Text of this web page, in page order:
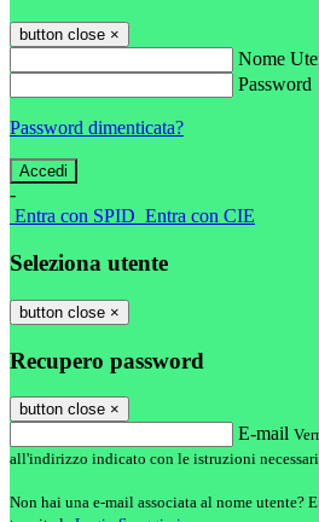
button close ×
Nome
Password
Password dimenticata?
-
Entra con SPID Entra con CIE
Seleziona utente
button close ×
Recupero password
button close ×
E-mail
all'indirizzo indicato con le istruzioni
Non hai una e-mail associata al nome utente?